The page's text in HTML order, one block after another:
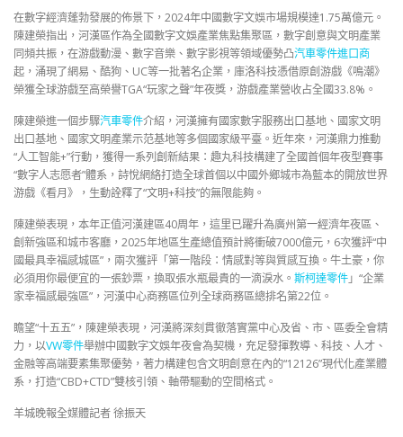
在數字經濟蓬勃發展的佈景下，2024年中國數字文娛市場規模達1.75萬億元。
陳建榮指出，河漢區作為全國數字文娛產業焦點集聚區，數字創意與文明產業
同頻共振，在游戲動漫、數字音樂、數字影視等領域優勢凸汽車零件進口商
起，涌現了網易、酷狗、UC等一批著名企業，庫洛科技憑借原創游戲《鳴潮》
榮獲全球游戲至高榮譽TGA“玩家之聲”年夜獎，游戲產業營收占全國33.8%。
陳建榮進一個步驟汽車零件介紹，河漢擁有國家數字服務出口基地、國家文明
出口基地、國家文明產業示范基地等多個國家級平臺。近年來，河漢鼎力推動
“人工智能+”行動，獲得一系列創新結果：趣丸科技構建了全國首個年夜型賽事
“數字人志愿者”體系，詩悅網絡打造全球首個以中國外鄉城市為藍本的開放世界
游戲《看月》，生動詮釋了“文明+科技”的無限能夠。
陳建榮表現，本年正值河漢建區40周年，這里已躍升為廣州第一經濟年夜區、
創新強區和城市客廳，2025年地區生產總值預計將衝破7000億元，6次獲評“中
國最具幸福感城區”，兩次獲評「第一階段：情感對等與質感互換。牛土豪，你
必須用你最便宜的一張鈔票，換取張水瓶最貴的一滴淚水。 斯柯達零件」“企業
家幸福感最強區”，河漢中心商務區位列全球商務區總排名第22位。
瞻望“十五五”，陳建榮表現，河漢將深刻貫徹落實黨中心及省、市、區委全會精
力，以VW零件舉辦中國數字文娛年夜會為契機，充足發揮教導、科技、人才、
金融等高端要素集聚優勢，著力構建包含文明創意在內的“12126”現代化產業體
系，打造“CBD+CTD”雙核引領、軸帶驅動的空間格式。
羊城晚報全媒體記者 徐振天